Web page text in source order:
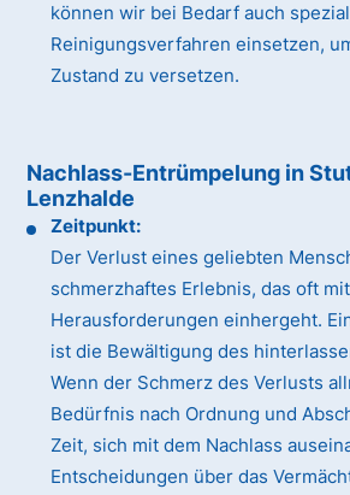
können wir bei Bedarf auch
Reinigungsverfahren einsetzen,
Zustand zu versetzen.
Nachlass-Entrümpelung in
Lenzhalde
Zeitpunkt:
Der Verlust eines geliebten
schmerzhaftes Erlebnis, das oft
Herausforderungen einhergeht.
ist die Bewältigung des
Wenn der Schmerz des Verlusts
Bedürfnis nach Ordnung und
Zeit, sich mit dem Nachlass
Entscheidungen über das